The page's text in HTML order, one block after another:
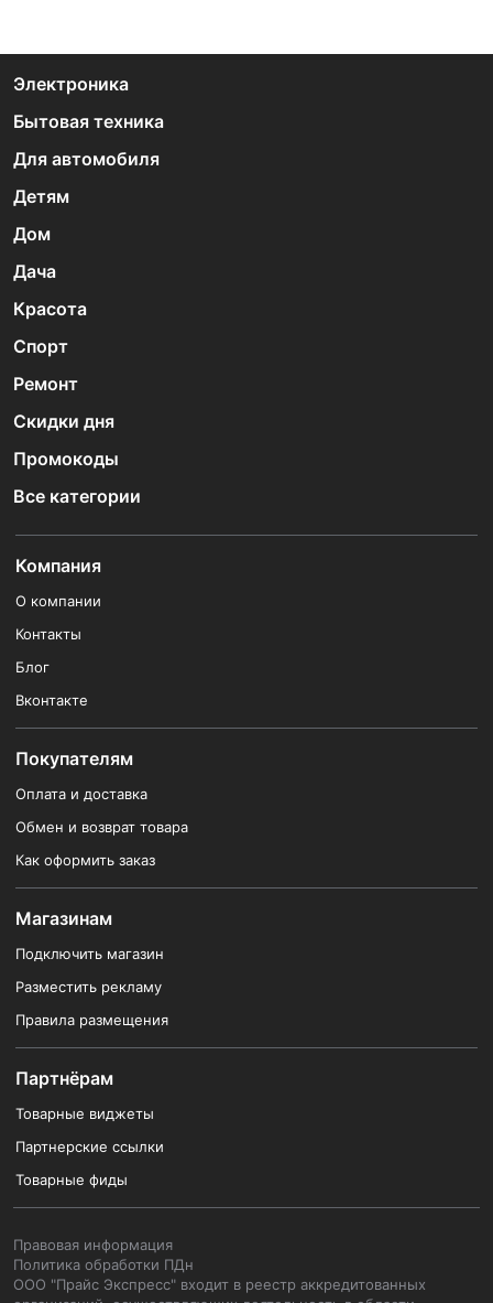
Электроника
Бытовая техника
Для автомобиля
Детям
Дом
Дача
Красота
Спорт
Ремонт
Скидки дня
Промокоды
Все категории
Компания
О компании
Контакты
Блог
Вконтакте
Покупателям
Оплата и доставка
Обмен и возврат товара
Как оформить заказ
Магазинам
Подключить магазин
Разместить рекламу
Правила размещения
Партнёрам
Товарные виджеты
Партнерские ссылки
Товарные фиды
Правовая информация
Политика обработки ПДн
ООО "Прайс Экспресс" входит в реестр аккредитованных